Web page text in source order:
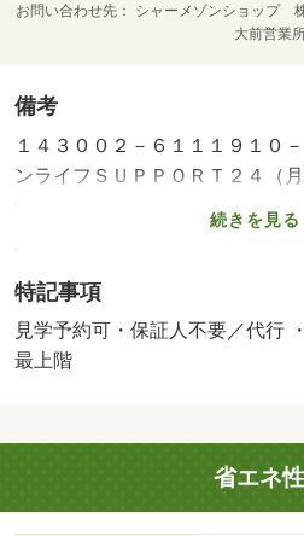
お問い合わせ先
シャーメゾンショップ
大前営業
備考
１４３００２－６１１１９１０
ンライフＳＵＰＰＯＲＴ２４（
入要／諸費用及びその他契約費
車は配置イメージであり、賃貸
５．１ ＬＤＫ１２．６ ※１畳
備・特記事項備考】ペット不可
ャーメゾンライフＳＵＰＰＯＲ
続きを見る
特記事項
見学予約可・保証人不要／代行
最上階
省エネ